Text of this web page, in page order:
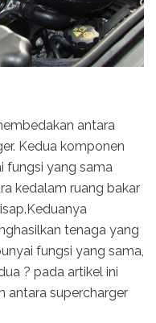
antara
Kedua komponen
fungsi yang sama
kedalam ruang bakar
tenaga yang
fungsi yang sama,
? pada artikel ini
antara supercharger